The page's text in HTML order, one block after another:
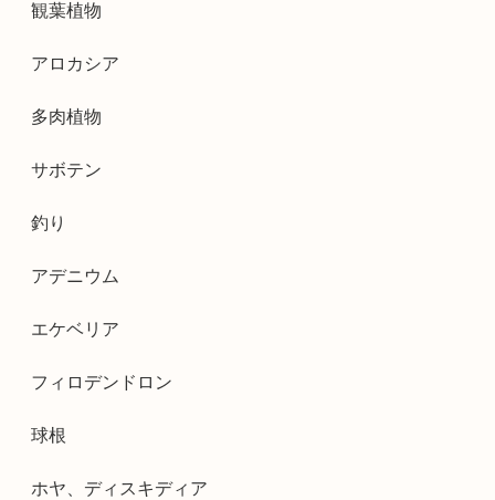
観葉植物
アロカシア
多肉植物
サボテン
釣り
アデニウム
エケベリア
フィロデンドロン
球根
ホヤ、ディスキディア